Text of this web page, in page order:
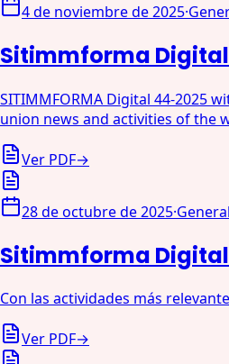
4 de noviembre de 2025·
Sitimmforma
SITIMMFORMA Digital 44-2025
union news and activities of the
Ver PDF→
28 de octubre de 2025·General
Sitimmforma
Con las actividades más
Ver PDF→